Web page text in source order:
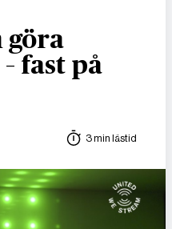
göra
fast på
3 min lästid